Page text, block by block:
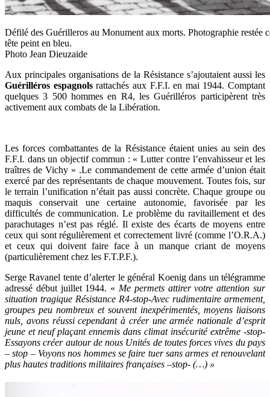
Défilé des Guérilleros au Monument aux morts. Photographie restée
tête peint en bleu.
Photo Jean Dieuzaide
Aux principales organisations de la Résistance s’ajoutaient aussi les
Guérilléros espagnolsrattachés aux F.F.I. en mai 1944. Comptant
quelques 3 500 hommes en R4, les Guérilléros participèrent très
activement aux combats de la Libération.
Les forces combattantes de la Résistance étaient unies au sein des
F.F.I. dans un objectif commun : « Lutter contre l’envahisseur et les
traîtres de Vichy » .Le commandement de cette armée d’union était
exercé par des représentants de chaque mouvement. Toutes fois, sur
le terrain l’unification n’était pas aussi concrète. Chaque groupe ou
maquis conservait une certaine autonomie, favorisée par les
difficultés de communication. Le problème du ravitaillement et des
parachutages n’est pas réglé. Il existe des écarts de moyens entre
ceux qui sont régulièrement et correctement livré (comme l’O.R.A.)
et ceux qui doivent faire face à un manque criant de moyens
(particulièrement chez les F.T.P.F.).
Serge Ravanel tente d’alerter le général Koenig dans un télégramme
adressé début juillet 1944. « Me permets attirer votre attention sur
situation tragique Résistance R4-stop-Avec rudimentaire armement,
groupes peu nombreux et souvent inexpérimentés, moyens liaisons
nuls, avons réussi cependant à créer une armée nationale d’esprit
jeune et neuf plaçant ennemis dans climat insécurité extrême -stop-
Essayons créer autour de nous Unités de toutes forces vives du pays
– stop – Voyons nos hommes se faire tuer sans armes et renouvelant
plus hautes traditions militaires françaises –stop- (…) »